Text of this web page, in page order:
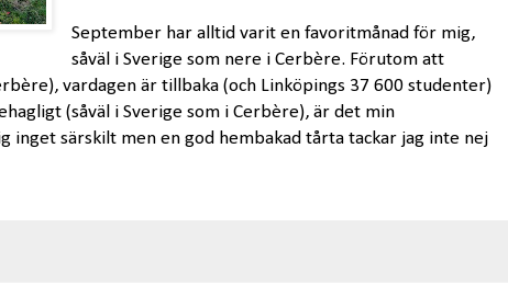
September har alltid varit en favoritmånad för mig,
såväl i Sverige som nere i Cerbère. Förutom att
vardagen är tillbaka (och Linköpings 37 600 studenter)
(såväl i Sverige som i Cerbère), är det min
inget särskilt men en god hembakad tårta tackar jag inte nej